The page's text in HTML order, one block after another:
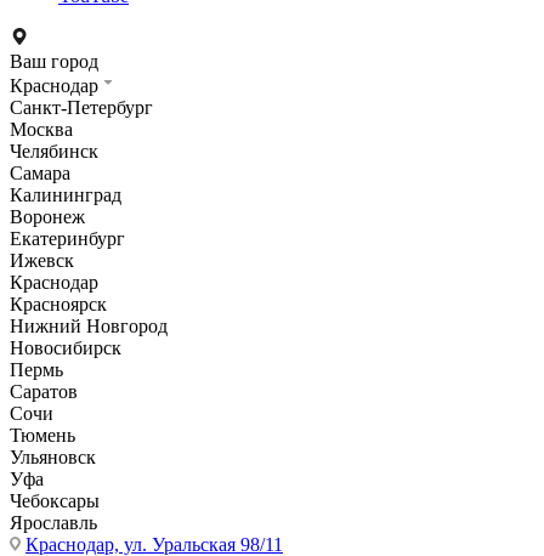
Ваш город
Краснодар
Санкт-Петербург
Москва
Челябинск
Самара
Калининград
Воронеж
Екатеринбург
Ижевск
Краснодар
Красноярск
Нижний Новгород
Новосибирск
Пермь
Саратов
Сочи
Тюмень
Ульяновск
Уфа
Чебоксары
Ярославль
Краснодар, ул. Уральская 98/11